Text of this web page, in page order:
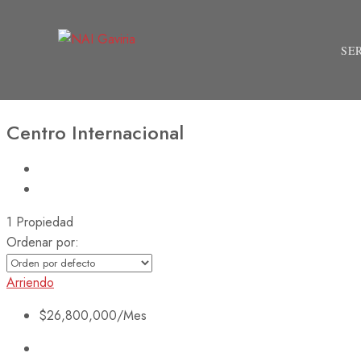
Centro Internacional
1 Propiedad
Ordenar por:
Arriendo
$26,800,000/Mes